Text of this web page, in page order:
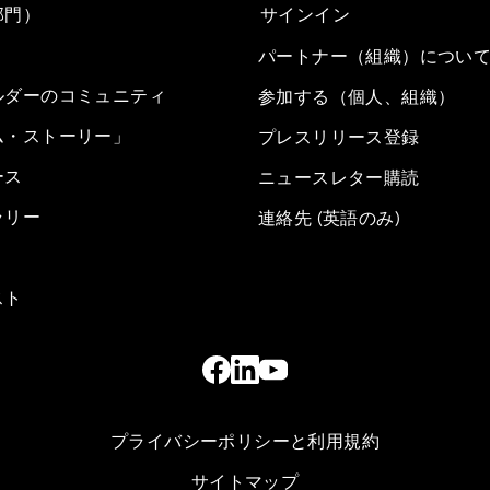
）
ーのコミュニティ
ストーリー」
リー
サインイン
パートナー（組織）につい
参加する（個人、組織）
プレスリリース登録
ニュースレター購読
連絡先 (英語のみ)
プライバシーポリシーと利用規約
サイトマップ